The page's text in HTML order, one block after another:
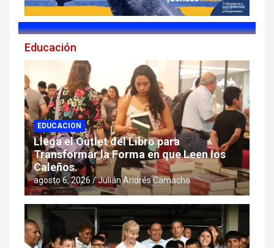
Educación
EDUCACION
Llega el Outlet del Libro para
Transformar la Forma en que Leen los
Caleños.
agosto 6, 2026 Julián Andrés Camacho